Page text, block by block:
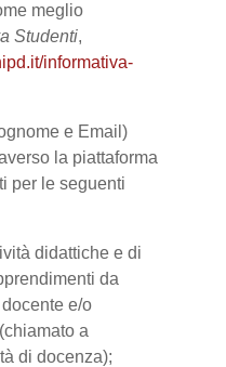
meglio
Studenti,
informativa-
e Email)
la piattaforma
per le seguenti
didattiche e di
da
e/o
a
di docenza);